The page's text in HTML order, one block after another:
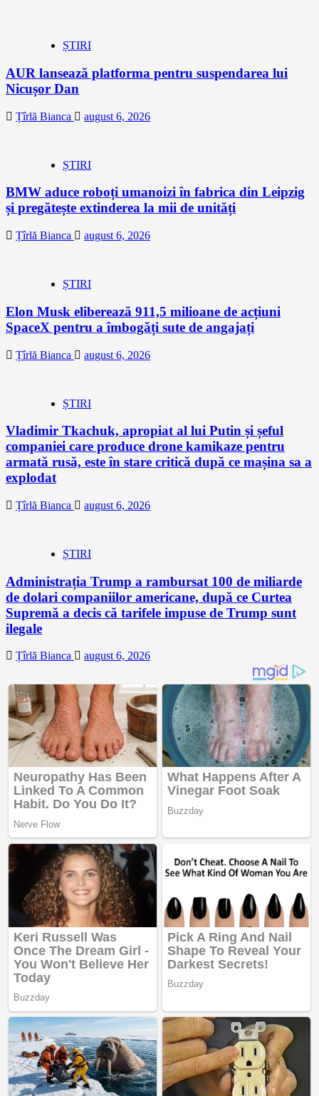
ȘTIRI
AUR lansează platforma pentru suspendarea lui
Nicușor Dan
Țîrlă Bianca august 6, 2026
ȘTIRI
BMW aduce roboți umanoizi în fabrica din Leipzig
și pregătește extinderea la mii de unități
Țîrlă Bianca august 6, 2026
ȘTIRI
Elon Musk eliberează 911,5 milioane de acțiuni
SpaceX pentru a îmbogăți sute de angajați
Țîrlă Bianca august 6, 2026
ȘTIRI
Vladimir Tkachuk, apropiat al lui Putin și șeful
companiei care produce drone kamikaze pentru
armată rusă, este în stare critică după ce mașina sa a
explodat
Țîrlă Bianca august 6, 2026
ȘTIRI
Administrația Trump a rambursat 100 de miliarde
de dolari companiilor americane, după ce Curtea
Supremă a decis că tarifele impuse de Trump sunt
ilegale
Țîrlă Bianca august 6, 2026